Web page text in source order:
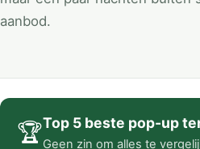
aanbod.
🏆Top 5 beste pop-up
Geen zin om alles te